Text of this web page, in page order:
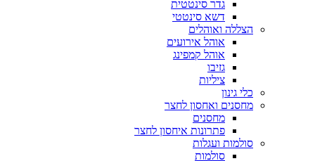
גדר סינטטית
דשא סינטטי
הצללה ואוהלים
אוהל אירועים
אוהל קמפינג
גזיבו
ציליות
כלי גינון
מחסנים ואחסון לחצר
מחסנים
פתרונות איחסון לחצר
סולמות ועגלות
סולמות